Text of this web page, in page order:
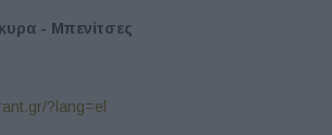
- Μπενίτσες
?lang=el